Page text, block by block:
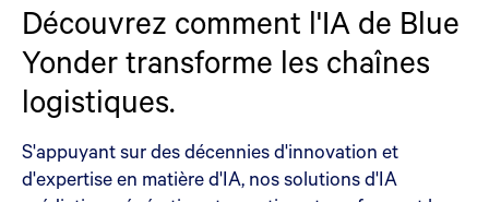
Découvrez comment l'IA de Blue
Yonder transforme les chaînes
logistiques.
S'appuyant sur des décennies d'innovation et
d'expertise en matière d'IA, nos solutions d'IA